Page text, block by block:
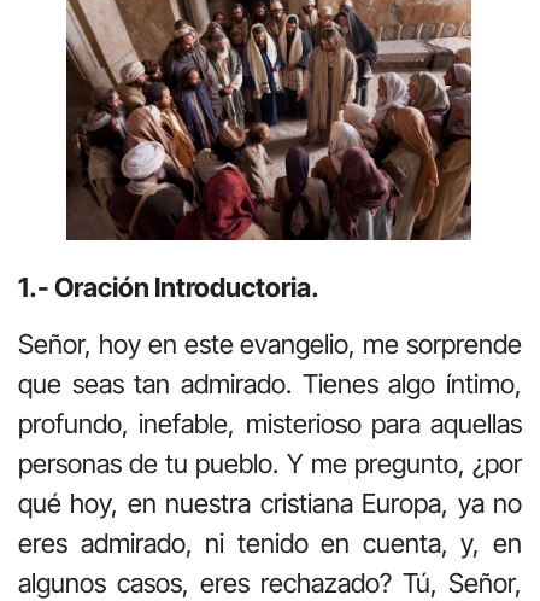
1.- Oración Introductoria.
Señor, hoy en este evangelio, me sorprende
que seas tan admirado. Tienes algo íntimo,
profundo, inefable, misterioso para aquellas
personas de tu pueblo. Y me pregunto, ¿por
qué hoy, en nuestra cristiana Europa, ya no
eres admirado, ni tenido en cuenta, y, en
algunos casos, eres rechazado? Tú, Señor,